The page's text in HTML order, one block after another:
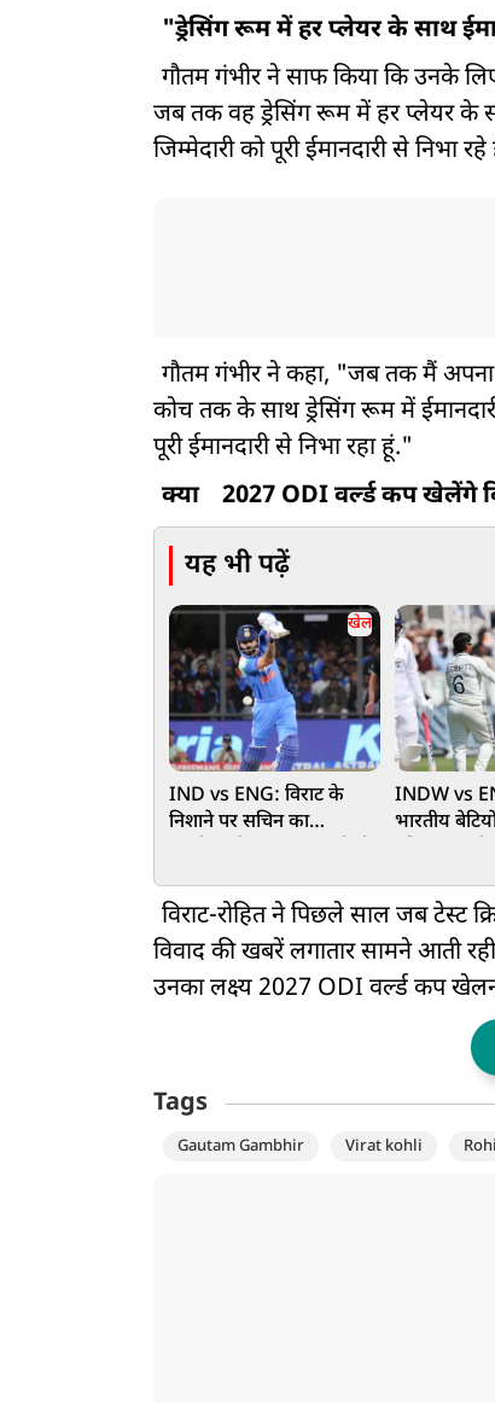
"ड्रेसिंग रूम में हर प्लेयर के साथ
गौतम गंभीर ने साफ किया कि उनके
जब तक वह ड्रेसिंग रूम में हर प्लेयर के
जिम्मेदारी को पूरी ईमानदारी से निभा रहे
गौतम गंभीर ने कहा, "जब तक मैं
कोच तक के साथ ड्रेसिंग रूम में
पूरी ईमानदारी से निभा रहा हूं."
क्या
2027 ODI वर्ल्ड कप खेलेंगे
यह भी पढ़ें
खेल
IND vs ENG: विराट के
निशाने पर सचिन का
INDW vs
भारतीय
विराट-रोहित ने पिछले साल जब टेस्ट
विवाद की खबरें लगातार सामने आती
उनका लक्ष्य 2027 ODI वर्ल्ड कप
Tags
Gautam Gambhir Virat kohli